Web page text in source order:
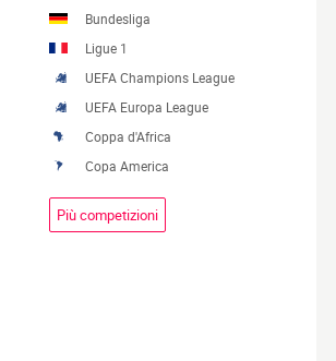
Bundesliga
Ligue 1
UEFA Champions League
UEFA Europa League
Coppa d'Africa
Copa America
Più competizioni